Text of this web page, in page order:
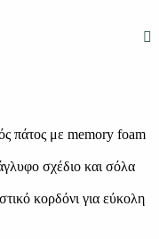
πάτος με memory foam
σχέδιο και σόλα
κορδόνι για εύκολη